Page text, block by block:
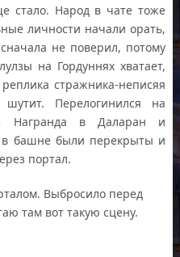
стало. Народ в чате тоже
личности начали орать,
не поверил, потому
на Гордуннях хватает,
стражника-неписяя
Перелогинился на
Награнда в Даларан и
башне были перекрыты и
портал.
Выбросило перед
там вот такую сцену.